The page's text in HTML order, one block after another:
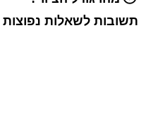
תשובות לשאלות נפוצות